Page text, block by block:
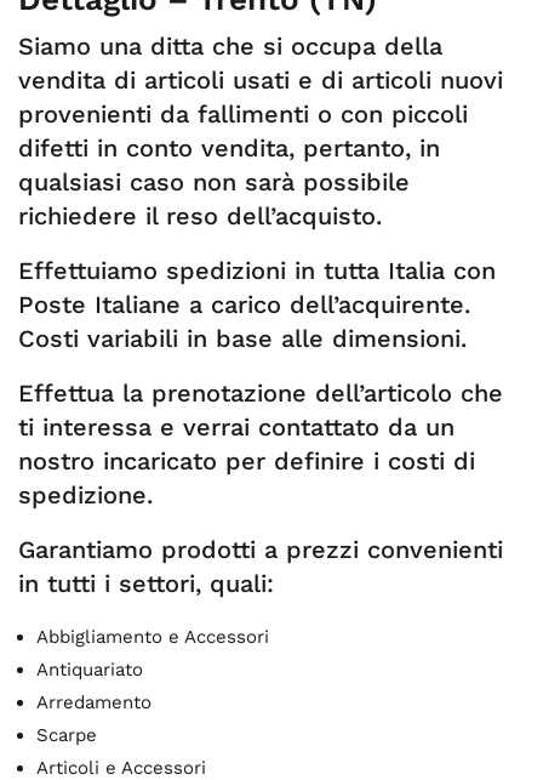
Siamo una ditta che si occupa della
vendita di articoli usati e di articoli nuovi
provenienti da fallimenti o con piccoli
difetti in conto vendita, pertanto, in
qualsiasi caso non sarà possibile
richiedere il reso dell’acquisto.
Effettuiamo spedizioni in tutta Italia con
Poste Italiane a carico dell’acquirente.
Costi variabili in base alle dimensioni.
Effettua la prenotazione dell’articolo che
ti interessa e verrai contattato da un
nostro incaricato per definire i costi di
spedizione.
Garantiamo prodotti a prezzi convenienti
in tutti i settori, quali:
Abbigliamento e Accessori
Antiquariato
Arredamento
Scarpe
Articoli e Accessori